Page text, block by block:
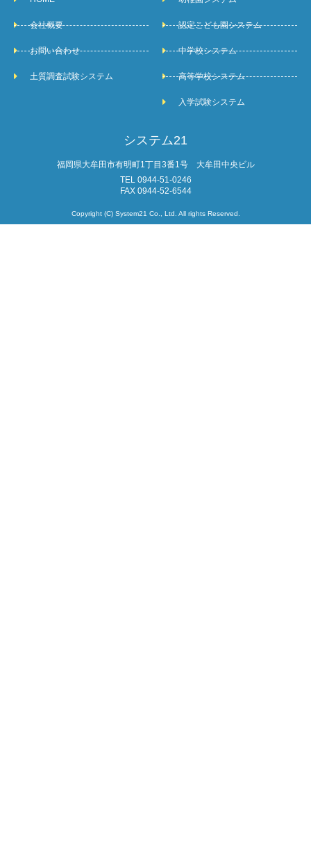
会社概要
お問い合わせ
土質調査試験システム
認定こども園システム
中学校システム
高等学校システム
入学試験システム
システム21
福岡県大牟田市有明町1丁目3番1号 大牟田中央ビル
TEL 0944-51-0246
FAX 0944-52-6544
Copyright (C) System21 Co., Ltd. All rights Reserved.